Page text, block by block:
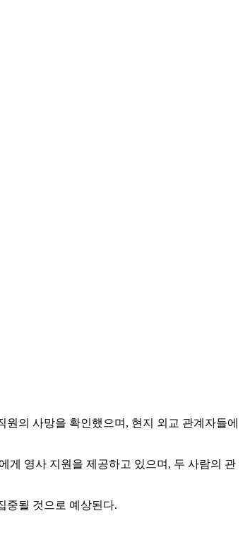
의 사망을 확인했으며, 현지 외교 관계자들에
게 영사 지원을 제공하고 있으며, 두 사람의 관
중될 것으로 예상된다.